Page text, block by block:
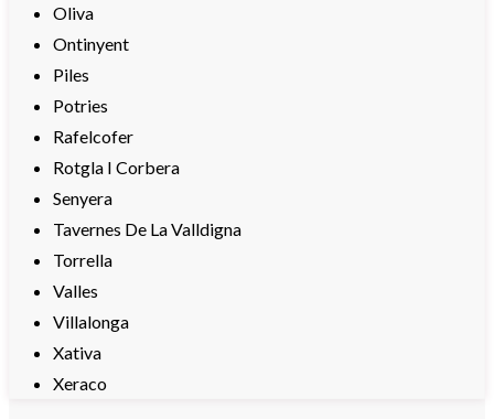
Oliva
Ontinyent
Piles
Potries
Rafelcofer
Rotgla I Corbera
Senyera
Tavernes De La Valldigna
Torrella
Valles
Villalonga
Xativa
Xeraco